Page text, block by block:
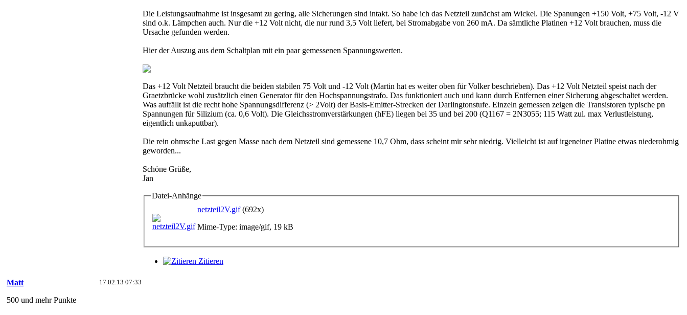
Die Leistungsaufnahme ist insgesamt zu gering, alle Sicherungen sind intakt. So habe ich das Netzteil zunächst am Wickel. Die Spanungen +150 Volt, +75 Volt, -12 V
sind o.k. Lämpchen auch. Nur die +12 Volt nicht, die nur rund 3,5 Volt liefert, bei Stromabgabe von 260 mA. Da sämtliche Platinen +12 Volt brauchen, muss die
Ursache gefunden werden.
Hier der Auszug aus dem Schaltplan mit ein paar gemessenen Spannungswerten.
Das +12 Volt Netzteil braucht die beiden stabilen 75 Volt und -12 Volt (Martin hat es weiter oben für Volker beschrieben). Das +12 Volt Netzteil speist nach der
Graetzbrücke wohl zusätzlich einen Generator für den Hochspannungstrafo. Das funktioniert auch und kann durch Entfernen einer Sicherung abgeschaltet werden.
Was auffällt ist die recht hohe Spannungsdifferenz (> 2Volt) der Basis-Emitter-Strecken der Darlingtonstufe. Einzeln gemessen zeigen die Transistoren typische pn
Spannungen für Silizium (ca. 0,6 Volt). Die Gleichsstromverstärkungen (hFE) liegen bei 35 und bei 200 (Q1167 = 2N3055; 115 Watt zul. max Verlustleistung,
eigentlich unkaputtbar).
Die rein ohmsche Last gegen Masse nach dem Netzteil sind gemessene 10,7 Ohm, dass scheint mir sehr niedrig. Vielleicht ist auf irgeneiner Platine etwas niederohmig
geworden...
Schöne Grüße,
Jan
Datei-Anhänge
netzteil2V.gif (692x)
Mime-Type: image/gif, 19 kB
Zitieren
17.02.13 07:33
Matt
500 und mehr Punkte